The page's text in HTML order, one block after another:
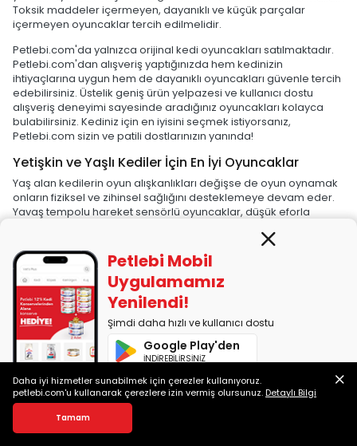
Toksik maddeler içermeyen, dayanıklı ve küçük parçalar
içermeyen oyuncaklar tercih edilmelidir.
Petlebi.com'da yalnızca orijinal kedi oyuncakları satılmaktadır.
Petlebi.com'dan alışveriş yaptığınızda hem kedinizin
ihtiyaçlarına uygun hem de dayanıklı oyuncakları güvenle tercih
edebilirsiniz. Üstelik geniş ürün yelpazesi ve kullanıcı dostu
alışveriş deneyimi sayesinde aradığınız oyuncakları kolayca
bulabilirsiniz. Kediniz için en iyisini seçmek istiyorsanız,
Petlebi.com sizin ve patili dostlarınızın yanında!
Yetişkin ve Yaşlı Kediler İçin En İyi Oyuncaklar
Yaş alan kedilerin oyun alışkanlıkları değişse de oyun oynamak
onların fiziksel ve zihinsel sağlığını desteklemeye devam eder.
Yavaş tempolu hareket sensörlü oyuncaklar, düşük eforla
oyuncaklar ve çıngıraklı tasarımlar rahat bir oyun deneyimi
sunar.
Zihinsel uyarım için ödül mamalarısaklayan bulmaca
oyuncakları, kedinizin problem çözme becerilerini destekler ve
yaşa bağlı zihinsel gerilemeyi yavaşlatır. Catnipli oyuncaklar ise
koku duyusunu harekete geçirerek stresi azaltır ve keyifli bir
oyun deneyimi sağlar.
Kedinizle zaman geçirmek yaşlandıkça daha da önemli hâle
gelir. Olta tipi interaktif oyuncaklar hem fiziksel aktiviteyi
desteklemek hem de bağınızı güçlendirmek için önemli bir
fırsattır. Yaşlı kedilerde eklem problemleri görülebileceğinden
ergonomik ve yumuşak oyuncaklar tercih edilmelidir. Farklı
dokulara ve seslere sahip oyuncaklar, kedinizin duyusal
Petlebi Mobil
Uygulamamız
Yenilendi!
Şimdi daha hızlı ve kullanıcı dostu
Google Play'den
İNDİREBİLİRSİNİZ
App Store'dan
Daha iyi hizmetler sunabilmek için çerezler kullanıyoruz.
petlebi.com'u kullanarak çerezlere izin vermiş olursunuz.Detaylı Bilgi
Tamam